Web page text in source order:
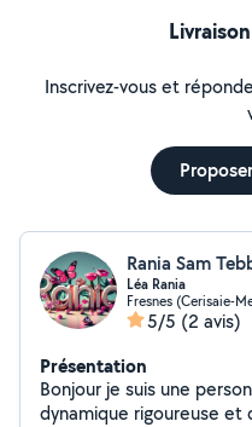
Inscrivez-vous et
Rania Sam
Léa Rania
Fresnes (Cerisaie-
5/5 (2 avis)
Présentation
Bonjour je suis une
dynamique rigoureuse et